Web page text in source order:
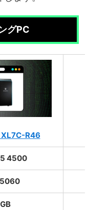
グPC
XL7C-R46
4500